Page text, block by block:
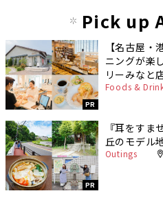
Pick up
PR
【名古屋
ニングが楽
リーみなと
Foods &
PR
『耳をすま
丘のモデル
Outings